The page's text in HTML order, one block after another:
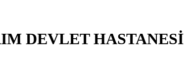
DEVLET HASTANESİ